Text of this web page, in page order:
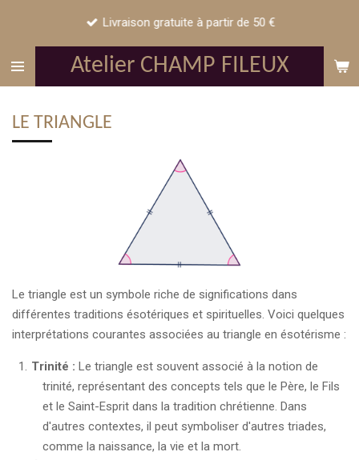
Atelier CHAMP FILEUX
Livraison gratuite à partir de 50 €
LE TRIANGLE
Le triangle est un symbole riche de significations dans
différentes traditions ésotériques et spirituelles. Voici quelques
interprétations courantes associées au triangle en ésotérisme :
Trinité : Le triangle est souvent associé à la notion de
trinité, représentant des concepts tels que le Père, le Fils
et le Saint-Esprit dans la tradition chrétienne. Dans
d'autres contextes, il peut symboliser d'autres triades,
comme la naissance, la vie et la mort.